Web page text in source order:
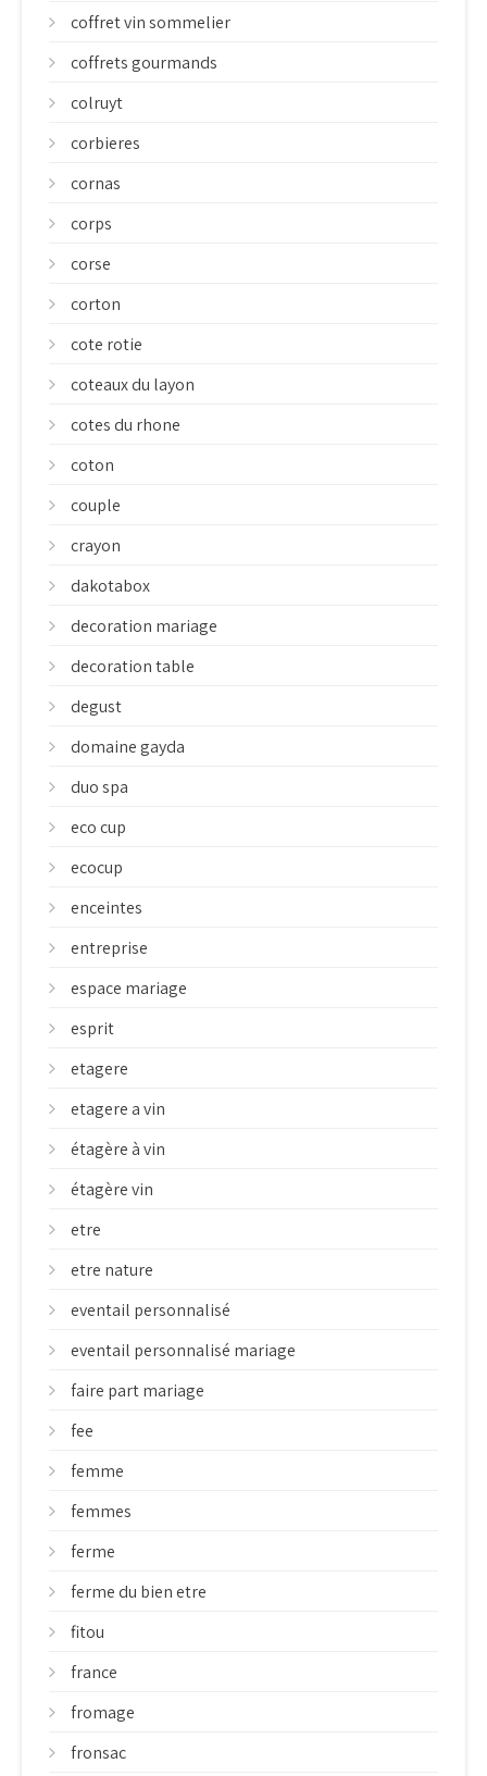
coffret vin sommelier
coffrets gourmands
colruyt
corbieres
cornas
corps
corse
corton
cote rotie
coteaux du layon
cotes du rhone
coton
couple
crayon
dakotabox
decoration mariage
decoration table
degust
domaine gayda
duo spa
eco cup
ecocup
enceintes
entreprise
espace mariage
esprit
etagere
etagere a vin
étagère à vin
étagère vin
etre
etre nature
eventail personnalisé
eventail personnalisé mariage
faire part mariage
fee
femme
femmes
ferme
ferme du bien etre
fitou
france
fromage
fronsac